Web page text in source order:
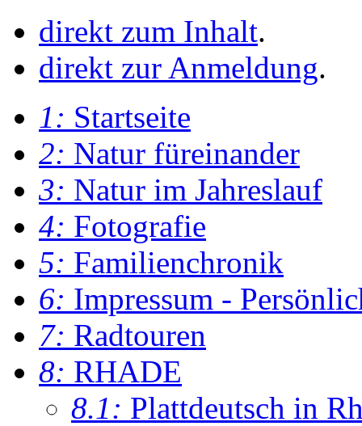
direkt zum Inhalt.
direkt zur Anmeldung.
1: Startseite
2: Natur füreinander
3: Natur im Jahreslauf
4: Fotografie
5: Familienchronik
6: Impressum -
7: Radtouren
8: RHADE
8.1: Plattdeutsch in